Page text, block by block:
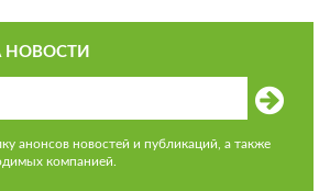
НОВОСТИ
анонсов новостей и публикаций, а также
компанией.